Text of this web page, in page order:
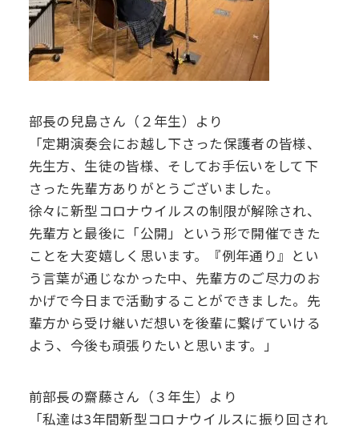
部長の兒島さん（２年生）より
「定期演奏会にお越し下さった保護者の皆様、
先生方、生徒の皆様、そしてお手伝いをして下
さった先輩方ありがとうございました。
徐々に新型コロナウイルスの制限が解除され、
先輩方と最後に「公開」という形で開催できた
ことを大変嬉しく思います。『例年通り』とい
う言葉が通じなかった中、先輩方のご尽力のお
かげで今日まで活動することができました。先
輩方から受け継いだ想いを後輩に繋げていける
よう、今後も頑張りたいと思います。」
前部長の齋藤さん（３年生）より
「私達は3年間新型コロナウイルスに振り回され